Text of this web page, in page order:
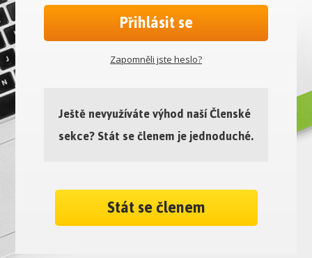
Přihlásit se
Zapomněli jste heslo?
Ještě nevyužíváte výhod naší Členské
sekce? Stát se členem je jednoduché.
Stát se členem